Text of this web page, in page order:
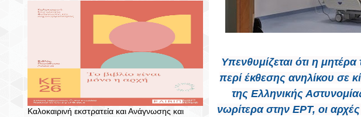
Καλοκαιρινή εκστρατεία και Ανάγνωσης και
Υπενθυμίζεται ότι η
περί έκθεσης ανηλίκου
της Ελληνικής
νωρίτερα στην ΕΡΤ, οι